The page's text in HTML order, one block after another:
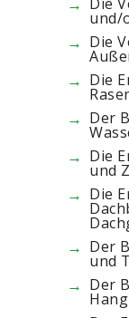
und/
Die
Die
Der
Die
und
Die
Der
und
Der